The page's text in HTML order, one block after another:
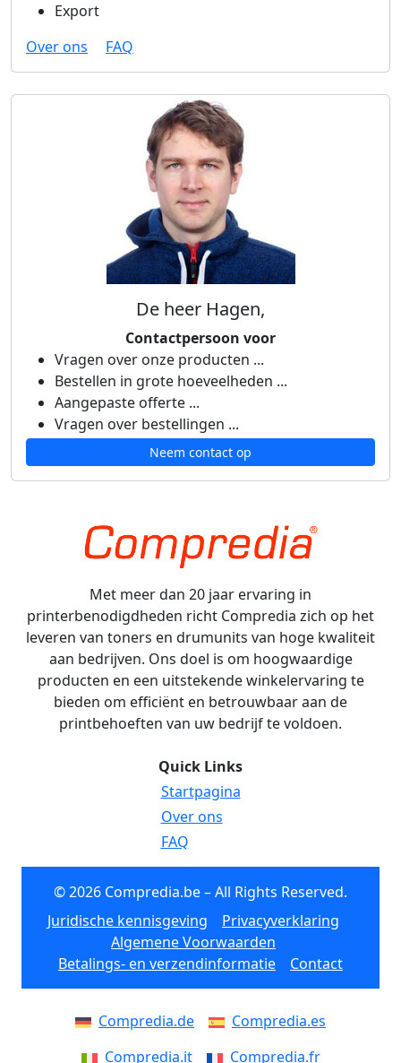
Export
Over ons
FAQ
De heer Hagen,
Contactpersoon voor
Vragen over onze producten ...
Bestellen in grote hoeveelheden ...
Aangepaste offerte ...
Vragen over bestellingen ...
Neem contact op
Met meer dan 20 jaar ervaring in
printerbenodigdheden richt Compredia zich op het
leveren van toners en drumunits van hoge kwaliteit
aan bedrijven. Ons doel is om hoogwaardige
producten en een uitstekende winkelervaring te
bieden om efficiënt en betrouwbaar aan de
printbehoeften van uw bedrijf te voldoen.
Quick Links
Startpagina
Over ons
FAQ
© 2026 Compredia.be – All Rights Reserved.
Juridische kennisgeving
Privacyverklaring
Algemene Voorwaarden
Betalings- en verzendinformatie
Contact
Compredia.de
Compredia.es
Compredia.it
Compredia.fr